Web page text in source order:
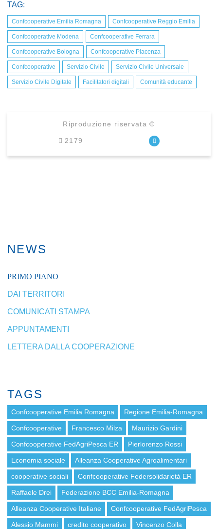
TAG:
Confcooperative Emilia Romagna Confcooperative Reggio Emilia
Confcooperative Modena Confcooperative Ferrara
Confcooperative Bologna Confcooperative Piacenza
Confcooperative Servizio Civile Servizio Civile Universale
Servizio Civile Digitale Facilitatori digitali Comunità educante
Riproduzione riservata ©
2179
NEWS
PRIMO PIANO
DAI TERRITORI
COMUNICATI STAMPA
APPUNTAMENTI
LETTERA DALLA COOPERAZIONE
TAGS
Confcooperative Emilia Romagna Regione Emilia-Romagna
Confcooperative Francesco Milza Maurizio Gardini
Confcooperative FedAgriPesca ER Pierlorenzo Rossi
Economia sociale Alleanza Cooperative Agroalimentari
cooperative sociali Confcooperative Federsolidarietà ER
Raffaele Drei Federazione BCC Emilia-Romagna
Alleanza Cooperative Italiane Confcooperative FedAgriPesca
Alessio Mammi credito cooperativo Vincenzo Colla